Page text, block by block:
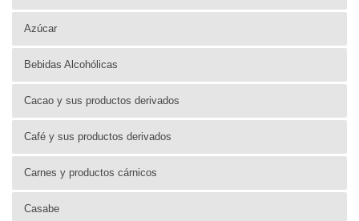
Azúcar
Bebidas Alcohólicas
Cacao y sus productos derivados
Café y sus productos derivados
Carnes y productos cárnicos
Casabe